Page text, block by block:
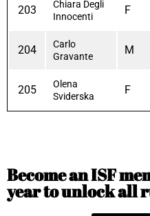
203
Chiara Degli
Innocenti
F
204
Carlo
Gravante
M
205
Olena
Sviderska
F
Become an ISF
year to unlock all